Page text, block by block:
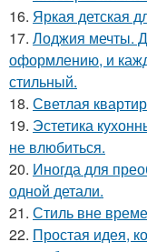
16. Яркая детская
17. Лоджия мечты.
оформлению, и
стильный.
18. Светлая
19. Эстетика
не влюбиться.
20. Иногда для
одной детали.
21. Стиль вне
22. Простая идея,